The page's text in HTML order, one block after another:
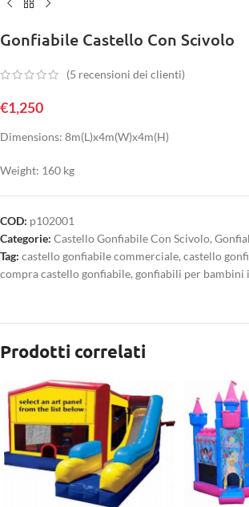
Gonfiabile Castello Con Scivolo
(5 recensioni dei clienti)
€1,250
Dimensions: 8m(L)x4m(W)x4m(H)
Weight: 160 kg
COD: p102001
Categorie: Castello Gonfiabile Con Scivolo,
Tag: castello gonfiabile commerciale, castello
compra castello gonfiabile, gonfiabili per bambini
Prodotti correlati